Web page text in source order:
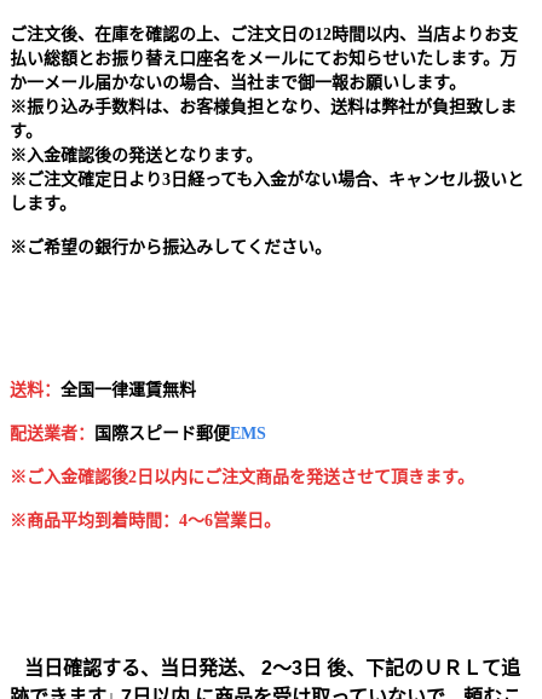
ご注文後、在庫を確認の上、ご注文日の12時間以内、当店よりお支
払い総額とお振り替え口座名をメールにてお知らせいたします。万
か一メール届かないの場合、当社まで御一報お願いします。
※振り込み手数料は、お客様負担となり、送料は弊社が負担致しま
す。
※ 入金確認後の発送となります。
※ ご注文確定日より3日経っても入金がない場合、キャンセル扱いと
します。
※ ご希望の銀行から振込みしてください。
送料： 全国一律運賃無料
配送業者： 国 際スピード郵便EMS
※ご入金確認後2日以内にご注文商品を発送させて頂きます。
※商品平均到着時間：4～6営業日。
当日確認する、当日発送、 2～3日 後、下記のＵＲＬて追